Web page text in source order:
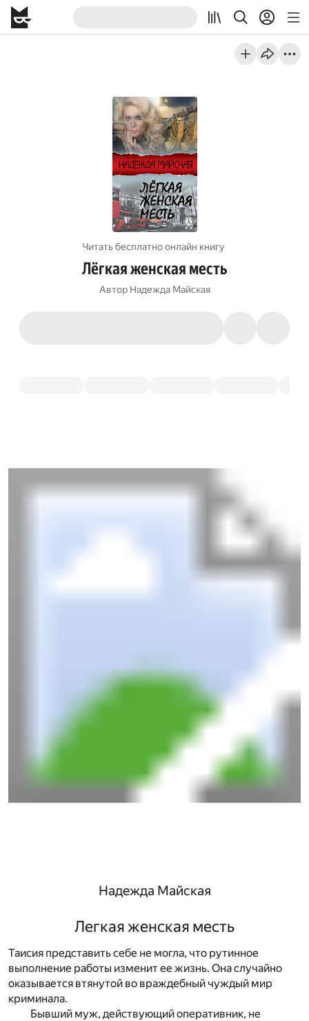
Читать бесплатно онлайн книгу
Лёгкая женская месть
Автор Надежда Майская
Надежда Майская
Легкая женская месть
Таисия представить себе не могла, что рутинное
выполнение работы изменит ее жизнь. Она случайно
оказывается втянутой во враждебный чуждый мир
криминала.
Бывший муж, действующий оперативник, не